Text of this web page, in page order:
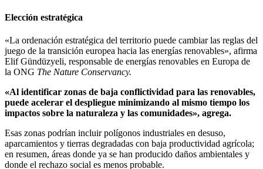
Elección estratégica
«La ordenación estratégica del territorio puede cambiar las reglas del
juego de la transición europea hacia las energías renovables», afirma
Elif Gündüzyeli, responsable de energías renovables en Europa de
la ONG The Nature Conservancy.
«Al identificar zonas de baja conflictividad para las renovables,
puede acelerar el despliegue minimizando al mismo tiempo los
impactos sobre la naturaleza y las comunidades», agrega.
Esas zonas podrían incluir polígonos industriales en desuso,
aparcamientos y tierras degradadas con baja productividad agrícola;
en resumen, áreas donde ya se han producido daños ambientales y
donde el rechazo social es menos probable.